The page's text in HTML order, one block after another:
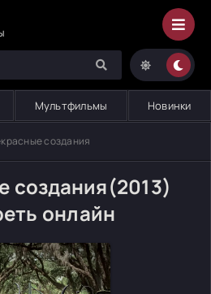
Мультфильмы Новинки
создания
создания(2013)
онлайн